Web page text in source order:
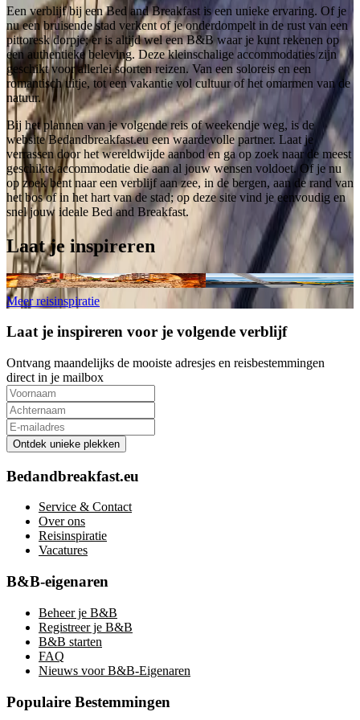
Een verblijf bij een Bed and Breakfast is een unieke ervaring. Of je
nu een bruisende stad verkent of je onderdompelt in de rust van een
pittoresk dorpje; er is altijd wel een B&B waar je kunt rekenen op
een authentieke beleving. Deze kleinschalige accommodaties zijn
geschikt voor allerlei soorten reizen. Van een soloreis en een
romantisch uitje, tot een vakantie vol cultuur of het omarmen van de
natuur.
Bij het plannen van je volgende reis of weekendje weg, is de
website Bedandbreakfast.eu een waardevolle partner. Laat je
verrassen door het wereldwijde aanbod en ga op zoek naar de meest
geschikte accommodatie die aan al jouw wensen voldoet. Of je nu
op zoek bent naar een verblijf aan zee, in de bergen, aan de rand van
het bos of in het hart van de stad; op deze site vind je eenvoudig en
snel jouw ideale Bed and Breakfast.
Laat je inspireren
Tips voor een origineel weekendje wegTop-10 populaire
Meer reisinspiratie
Laat je inspireren voor je volgende verblijf
Ontvang maandelijks de mooiste adresjes en reisbestemmingen
direct in je mailbox
Ontdek unieke plekken
Bedandbreakfast.eu
Service & Contact
Over ons
Reisinspiratie
Vacatures
B&B-eigenaren
Beheer je B&B
Registreer je B&B
B&B starten
FAQ
Nieuws voor B&B-Eigenaren
Populaire Bestemmingen